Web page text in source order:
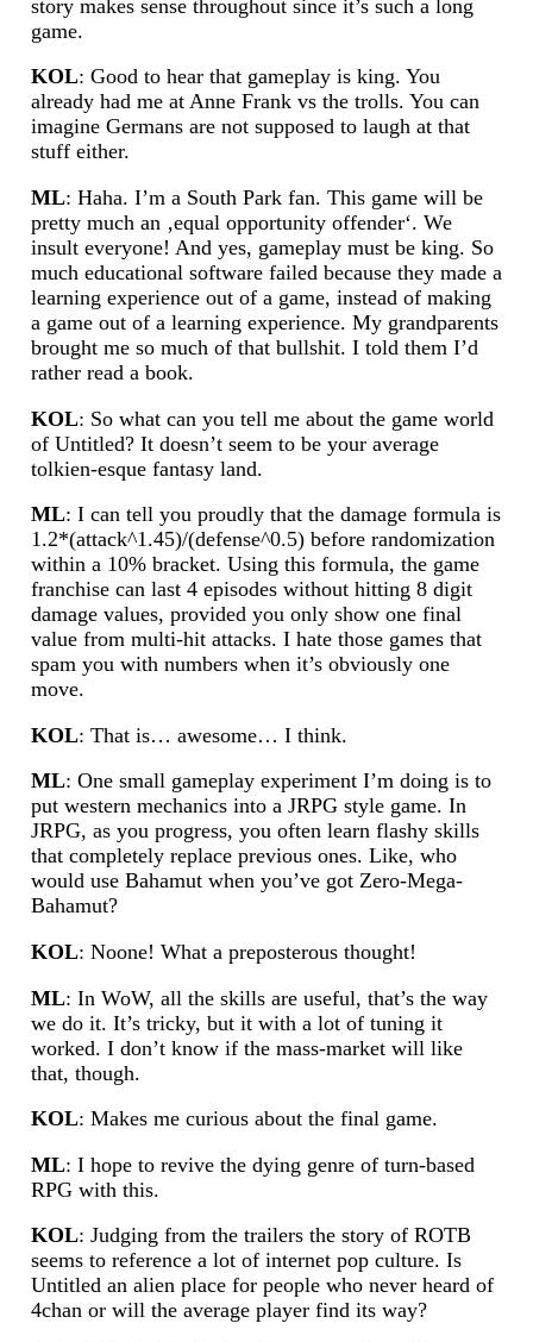
story makes sense throughout since it’s such a long
game.
KOL: Good to hear that gameplay is king. You
already had me at Anne Frank vs the trolls. You can
imagine Germans are not supposed to laugh at that
stuff either.
ML: Haha. I’m a South Park fan. This game will be
pretty much an ‚equal opportunity offender‘. We
insult everyone! And yes, gameplay must be king. So
much educational software failed because they made a
learning experience out of a game, instead of making
a game out of a learning experience. My grandparents
brought me so much of that bullshit. I told them I’d
rather read a book.
KOL: So what can you tell me about the game world
of Untitled? It doesn’t seem to be your average
tolkien-esque fantasy land.
ML: I can tell you proudly that the damage formula is
1.2*(attack^1.45)/(defense^0.5) before randomization
within a 10% bracket. Using this formula, the game
franchise can last 4 episodes without hitting 8 digit
damage values, provided you only show one final
value from multi-hit attacks. I hate those games that
spam you with numbers when it’s obviously one
move.
KOL: That is… awesome… I think.
ML: One small gameplay experiment I’m doing is to
put western mechanics into a JRPG style game. In
JRPG, as you progress, you often learn flashy skills
that completely replace previous ones. Like, who
would use Bahamut when you’ve got Zero-Mega-
Bahamut?
KOL: Noone! What a preposterous thought!
ML: In WoW, all the skills are useful, that’s the way
we do it. It’s tricky, but it with a lot of tuning it
worked. I don’t know if the mass-market will like
that, though.
KOL: Makes me curious about the final game.
ML: I hope to revive the dying genre of turn-based
RPG with this.
KOL: Judging from the trailers the story of ROTB
seems to reference a lot of internet pop culture. Is
Untitled an alien place for people who never heard of
4chan or will the average player find its way?